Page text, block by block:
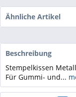
Ähnliche Artikel
Beschreibung
Stempelkissen
Für Gummi- und...